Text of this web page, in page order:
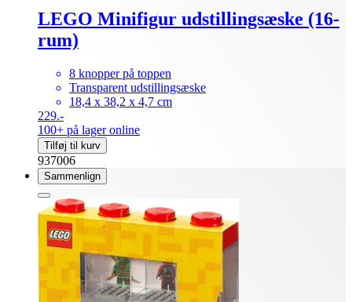
LEGO Minifigur udstillingsæske (16-
rum)
8 knopper på toppen
Transparent udstillingsæske
18,4 x 38,2 x 4,7 cm
229.-
100+ på lager online
Tilføj til kurv
937006
Sammenlign